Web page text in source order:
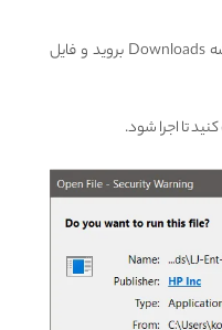
پس از دانلود فایل درایور، به پوشه Downloads بروید و فایل
تا اجرا شود.